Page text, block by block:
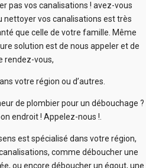
pas vos canalisations ! avez-vous
nettoyer vos canalisations est très
que celle de votre famille. Même
solution est de nous appeler et de
rendez-vous,
votre région ou d’autres.
de plombier pour un débouchage ?
endroit ! Appelez-nous !.
est spécialisé dans votre région,
comme déboucher une
ou encore déboucher un égout, une